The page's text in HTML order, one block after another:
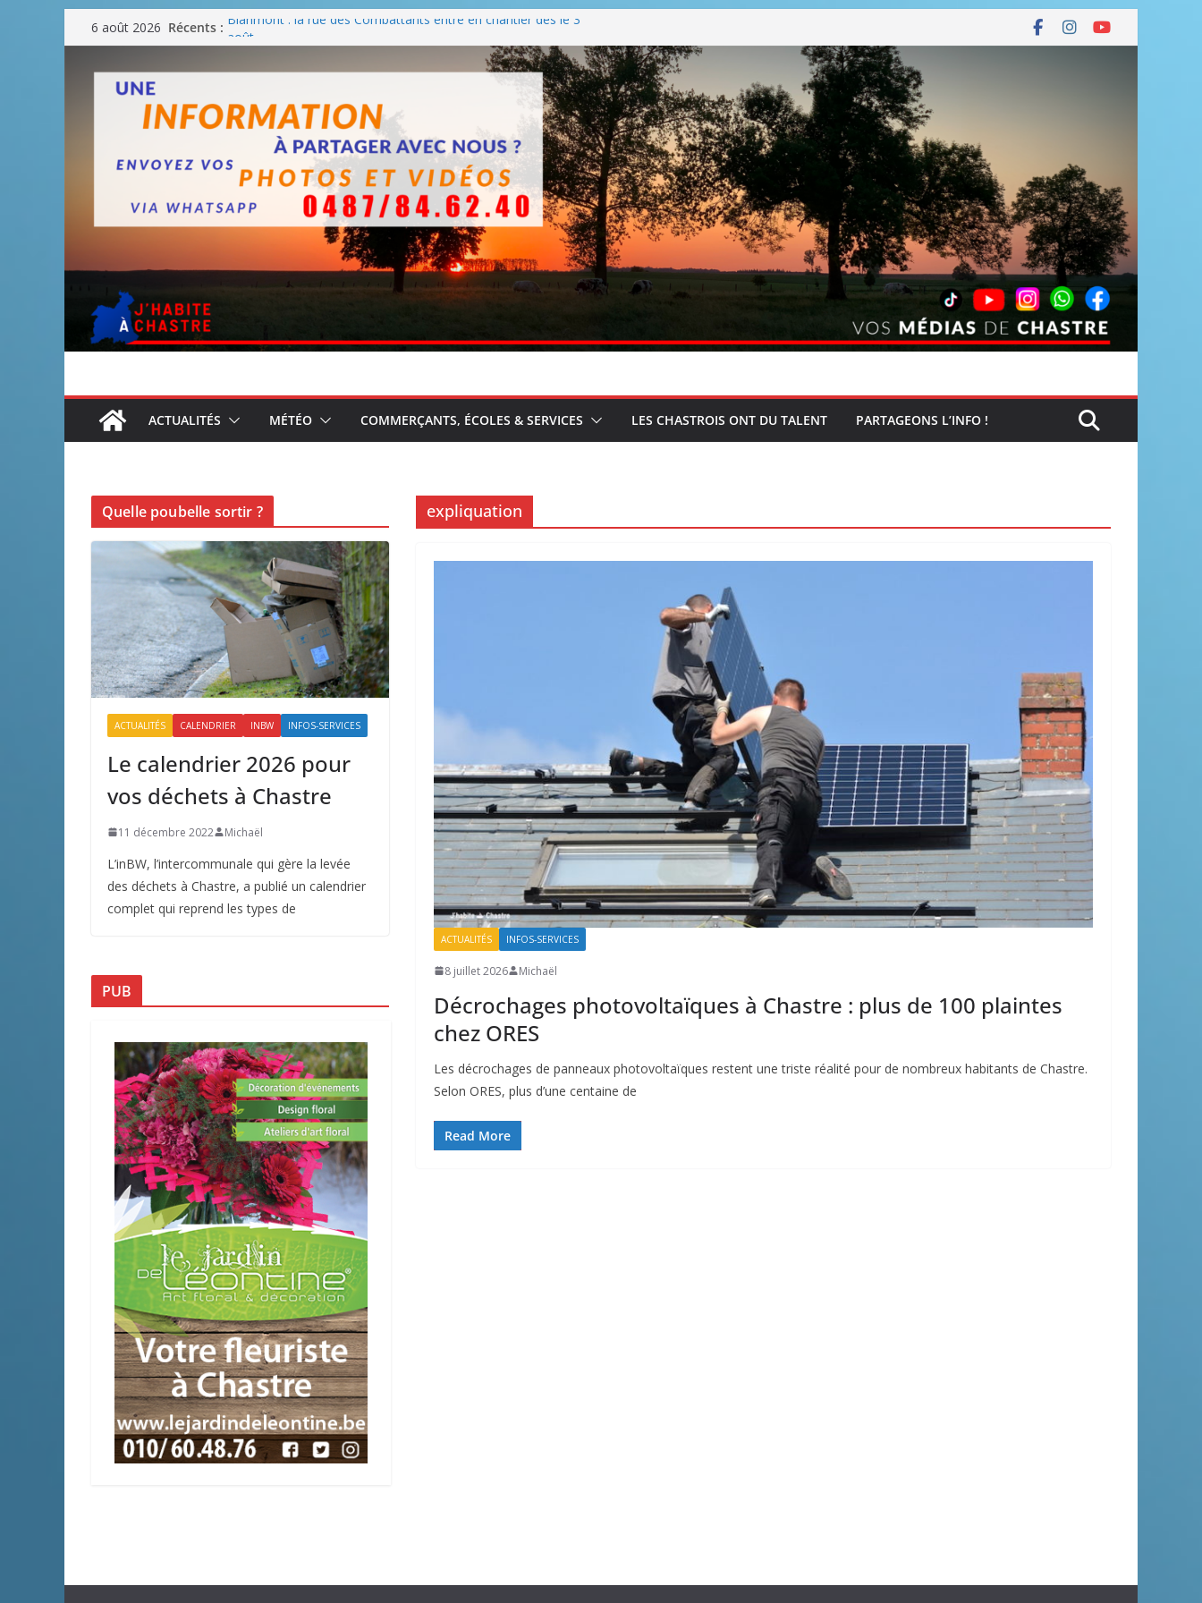
Passer
au
contenu
6 août 2026 Récents : Blanmont : la rue des Combattants entre en chantier dès le 3
août
Une fête nationale sans drache
ACTUALITÉS MÉTÉO COMMERÇANTS, ÉCOLES & SERVICES LES CHASTROIS ONT DU TALENT PARTAGEONS L’INFO !
expliquation
ACTUALITÉS INFOS-SERVICES
8 juillet 2026 Michaël
Décrochages photovoltaïques à Chastre : plus de 100 plaintes
chez ORES
Les décrochages de panneaux photovoltaïques restent une triste réalité pour de nombreux habitants de Chastre.
Selon ORES, plus d’une centaine de
Read More
Quelle poubelle sortir ?
ACTUALITÉS CALENDRIER INBW INFOS-SERVICES
Le calendrier 2026 pour
vos déchets à Chastre
11 décembre 2022 Michaël
L’inBW, l’intercommunale qui gère la levée
des déchets à Chastre, a publié un calendrier
complet qui reprend les types de
PUB